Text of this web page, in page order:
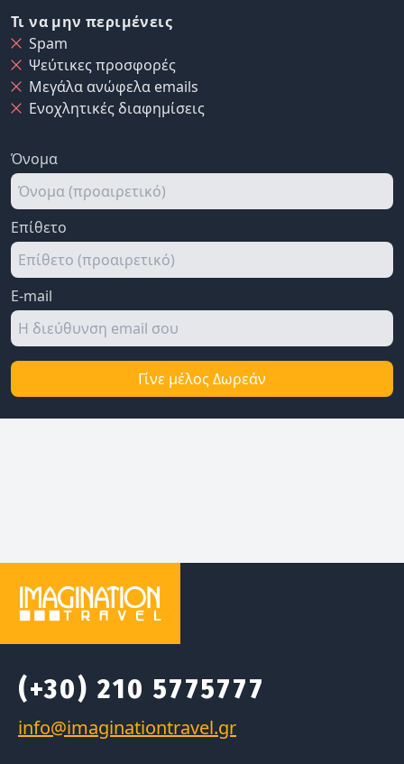
Τι να μην περιμένεις
Spam
Ψεύτικες προσφορές
Μεγάλα ανώφελα emails
Ενοχλητικές διαφημίσεις
Όνομα
Επίθετο
E-mail
Γίνε μέλος Δωρεάν
(+30) 210 5775777